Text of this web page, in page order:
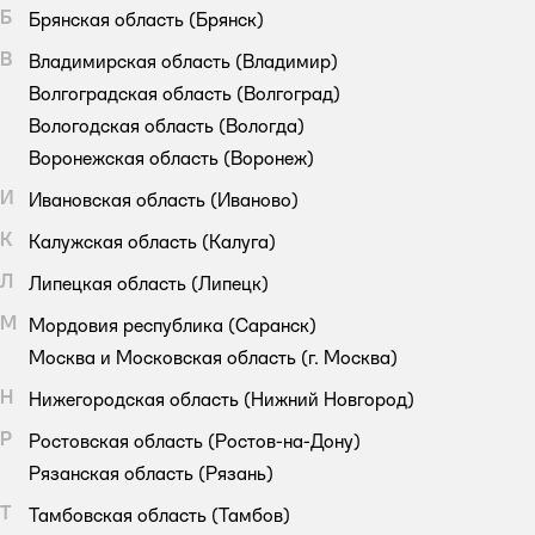
Б Брянская область (Брянск)
В
Владимирская область (Владимир)
Волгоградская область (Волгоград)
Вологодская область (Вологда)
Воронежская область (Воронеж)
И
Ивановская область (Иваново)
К
Калужская область (Калуга)
Л
Липецкая область (Липецк)
М
Мордовия республика (Саранск)
Москва и Московская область (г. Москва)
Н
Нижегородская область (Нижний Новгород)
Р
Ростовская область (Ростов-на-Дону)
Рязанская область (Рязань)
Т
Тамбовская область (Тамбов)